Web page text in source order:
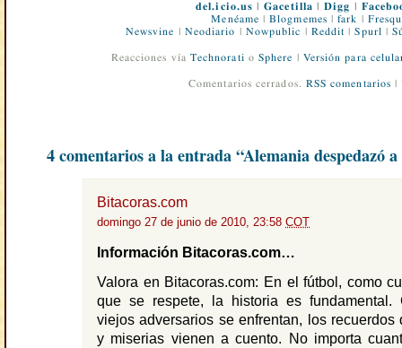
del.icio.us |Gacetilla |Digg
Menéame |Blogmemes |fark
Newsvine
Neodiario Nowpublic Reddit |Spurl |
Reacciones vía Technorati o Sphere Versión para
Comentarios cerrados. RSS comentarios |
4 comentarios a la entrada “Alemania despedazó
Bitacoras.com
domingo 27 de junio de 2010, 23:58 COT
Información Bitacoras.com…
Valora en Bitacoras.com: En el fútbol, como
que se respete, la historia es fundamental.
viejos adversarios se enfrentan, los recuerdos
y miserias vienen a cuento. No importa